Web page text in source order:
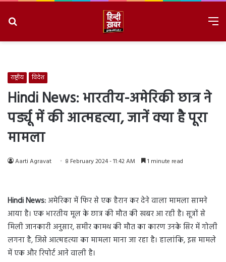
राष्ट्रीय विदेश
Hindi News: भारतीय-अमेरिकी छात्र ने
पर्ड्यू में की आत्महत्या, जानें क्या है पूरा
मामला
Aarti Agravat 8 February 2024 - 11:42 AM 1 minute read
Hindi News:अमेरिका में फिर से एक हैरान कर देने वाला मामला सामने
आया है। एक भारतीय मूल के छात्र की मौत की खबर आ रही है। सूत्रों से
मिली जानकारी अनुसार, समीर कामथ की मौत का कारण उनके सिर में गोली
लगना है, जिसे आत्महत्या का मामला माना जा रहा है। हालांकि, इस मामले
में एक और रिपोर्ट आने वाली है।